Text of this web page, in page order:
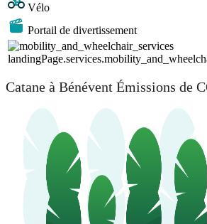
Vélo
Portail de divertissement
Catane à Bénévent Émissions de